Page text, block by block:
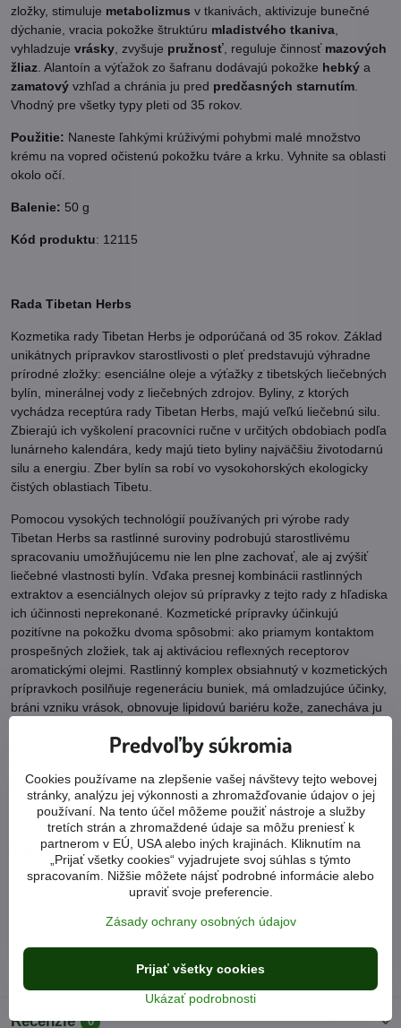
zložky, stimuluje metabolizmus v tkanivách, aktivizuje bunečné
dýchanie, vracia pokožke štruktúru mladistvého tkaniva
vyhladzuje vrásky , zvyšuje pružnosť , reguluje činnosť mazových
žliaz . Alantoín a výťažok zo šafranu dodávajú pokožke hebký a
zamatový vzhľad a chránia ju pred predčasných starnutím
Vhodný pre všetky typy pleti od 35 rokov.
Použitie: Naneste ľahkými krúživými pohybmi malé množstvo
krému na vopred očistenú pokožku tváre a krku. Vyhnite sa oblasti
okolo očí.
Balenie: 50 g
Kód produktu: 12115
Rada Tibetan Herbs
Kozmetika rady Tibetan Herbs je odporúčaná od 35 rokov. Základ
unikátnych prípravkov starostlivosti o pleť predstavujú výhradne
prírodné zložky: esenciálne oleje a výťažky z tibetských liečebných
bylín, minerálnej vody z liečebných zdrojov. Byliny, z ktorých
vychádza receptúra rady Tibetan Herbs, majú veľkú liečebnú silu.
Zbierajú ich vyškolení pracovníci ručne v určitých obdobiach podľa
lunárneho kalendára, kedy majú tieto byliny najväčšiu životodarnú
silu a energiu. Zber bylín sa robí vo vysokohorských ekologicky
čistých oblastiach Tibetu.
Pomocou vysokých technológií používaných pri výrobe rady
Tibetan Herbs sa rastlinné suroviny podrobujú starostlivému
spracovaniu umožňujúcemu nie len plne zachovať, ale aj zvýšiť
liečebné vlastnosti bylín. Vďaka presnej kombinácii rastlinných
extraktov a esenciálnych olejov sú prípravky z tejto rady z hľadiska
ich účinnosti neprekonané. Kozmetické prípravky účinkujú
pozitívne na pokožku dvoma spôsobmi: ako priamym kontaktom
prospešných zložiek, tak aj aktiváciou reflexných receptorov
aromatickými olejmi. Rastlinný komplex obsiahnutý v kozmetických
prípravkoch posilňuje regeneráciu buniek, má omladzujúce účinky,
bráni vzniku vrások, obnovuje lipidovú bariéru kože, zanecháva ju
šafranu, xantanovú gumu, výťažok z morských rias, hydralizovaný
chryzantémy, ružový olej, olej z pelargónie, levanduľový olej.
Viac z kategórie
Prírodná kozmetika tianDe
Kozmetické sady
Recenzie 0
Predvoľby súkromia
Cookies používame na zlepšenie vašej návštevy tejto webovej
stránky, analýzu jej výkonnosti a zhromažďovanie údajov o jej
používaní. Na tento účel môžeme použiť nástroje a služby
tretích strán a zhromaždené údaje sa môžu preniesť k
partnerom v EÚ, USA alebo iných krajinách. Kliknutím na
„Prijať všetky cookies“ vyjadrujete svoj súhlas s týmto
spracovaním. Nižšie môžete nájsť podrobné informácie alebo
upraviť svoje preferencie.
Zásady ochrany osobných údajov
Ukázať podrobnosti
Prijať všetky cookies